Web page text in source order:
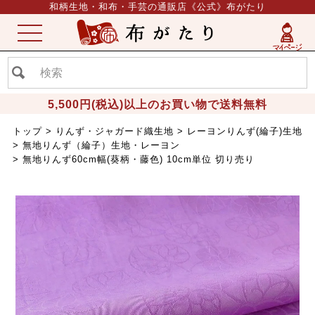
和柄生地・和布・手芸の通販店《公式》布がたり
5,500円(税込)以上のお買い物で送料無料
ME
NU
トップ りんず・ジャガード織生地
レーヨンりんず(綸子)生地
無地りんず（綸子）生地・レーヨン
無地りんず60cm幅(葵柄・藤色) 10cm単位 切り売り